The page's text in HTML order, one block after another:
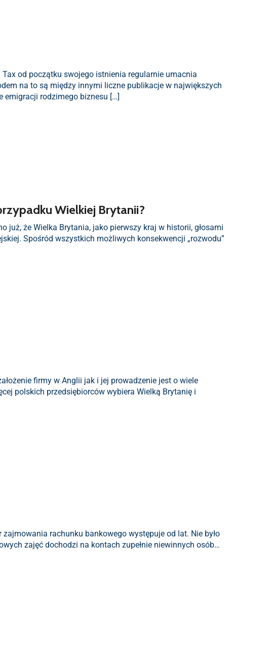
od początku swojego istnienia regularnie umacnia
na to są między innymi liczne publikacje w największych
emigracji rodzimego biznesu […]
Wielkiej Brytanii?
że Wielka Brytania, jako pierwszy kraj w historii, głosami
Spośród wszystkich możliwych konsekwencji „rozwodu”
firmy w Anglii jak i jej prowadzenie jest o wiele
polskich przedsiębiorców wybiera Wielką Brytanię i
rachunku bankowego występuje od lat. Nie było
zajęć dochodzi na kontach zupełnie niewinnych osób…